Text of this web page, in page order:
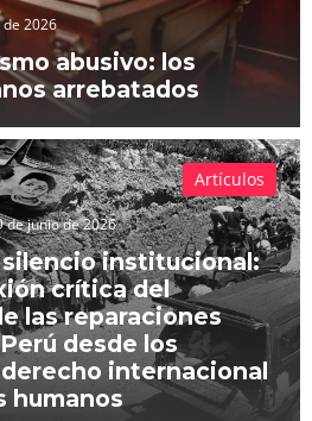
2026
abusivo: los
arrebatados
de junio de 2026
institucional:
crítica del
las reparaciones
desde los
internacional
humanos
Artículos